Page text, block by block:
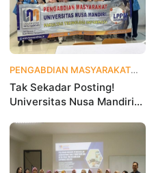
4 hari yang lalu
PENGABDIAN MASYARAKAT
Tak Sekadar Posting!
Universitas Nusa Mandiri
agar Instagram Klub
Olahraga Makin Viral